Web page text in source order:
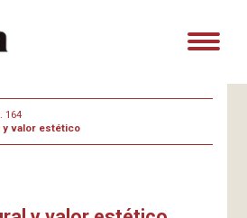
164
y valor estético